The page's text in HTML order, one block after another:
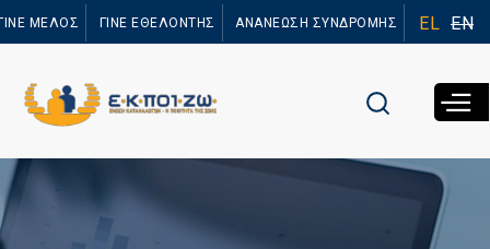
προς το
ΜΕΛΟΣ ΓΙΝΕ ΕΘΕΛΟΝΤΗΣ ΑΝΑΝΕΩΣΗ ΣΥΝΔΡΟΜΗΣ EL EN